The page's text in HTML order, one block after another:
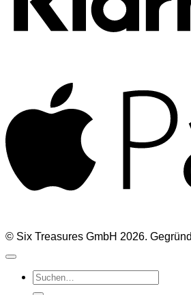
© Six Treasures GmbH 2026.
Suchen
nach: